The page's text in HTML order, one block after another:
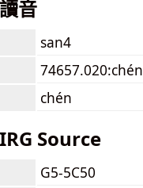
音
san4
74657.020:chén
chén
Source
G5-5C50